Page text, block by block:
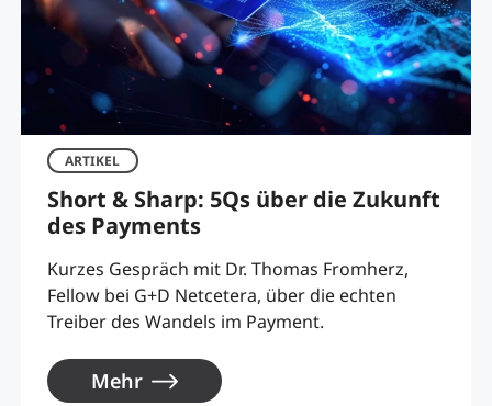
ARTIKEL
Short & Sharp: 5Qs über die Zukunft
des Payments
Kurzes Gespräch mit Dr. Thomas Fromherz,
Fellow bei G+D Netcetera, über die echten
Treiber des Wandels im Payment.
Mehr